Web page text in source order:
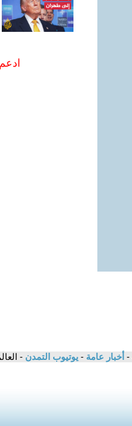
- أخبار عامة - يوتيوب التمدن -